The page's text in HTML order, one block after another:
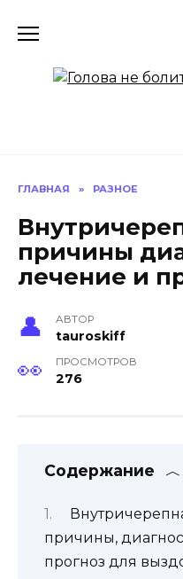
ГЛАВНАЯ » РАЗНОЕ
причины
лечение и
АВТОР
tauroskiff
ПРОСМОТРОВ
276
Содержание
причины,
прогноз для